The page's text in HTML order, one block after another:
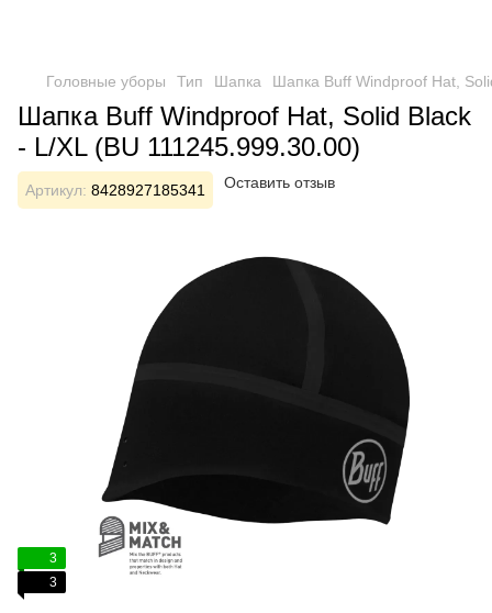
Головные уборы Тип Шапка Шапка Buff Windproof Hat,
Шапка Buff Windproof Hat, Solid Black
- L/XL (BU 111245.999.30.00)
Артикул: 8428927185341 Оставить отзыв
3
3